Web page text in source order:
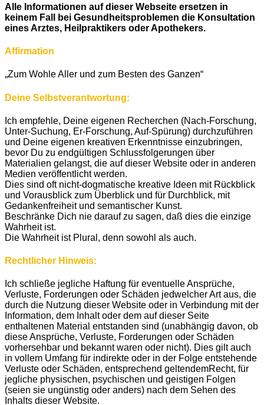
Alle Informationen auf dieser Webseite ersetzen in
keinem Fall bei Gesundheitsproblemen die Konsultation
eines Arztes, Heilpraktikers oder Apothekers.
Affirmation
„Zum Wohle Aller und zum Besten des Ganzen“
Deine Selbstverantwortung:
Ich empfehle, Deine eigenen Recherchen (Nach-Forschung,
Unter-Suchung, Er-Forschung, Auf-Spürung) durchzuführen
und Deine eigenen kreativen Erkenntnisse einzubringen,
bevor Du zu endgültigen Schlussfolgerungen über
Materialien gelangst, die auf dieser Website oder in anderen
Medien veröffentlicht werden.
Dies sind oft nicht-dogmatische kreative Ideen mit Rückblick
und Vorausblick zum Überblick und für Durchblick, mit
Gedankenfreiheit und semantischer Kunst.
Beschränke Dich nie darauf zu sagen, daß dies die einzige
Wahrheit ist.
Die Wahrheit ist Plural, denn sowohl als auch.
Rechtlicher Hinweis:
Ich schließe jegliche Haftung für eventuelle Ansprüche,
Verluste, Forderungen oder Schäden jedwelcher Art aus, die
durch die Nutzung dieser Website oder in Verbindung mit der
Information, dem Inhalt oder dem auf dieser Seite
enthaltenen Material entstanden sind (unabhängig davon, ob
diese Ansprüche, Verluste, Forderungen oder Schäden
vorhersehbar und bekannt waren oder nicht). Dies gilt auch
in vollem Umfang für indirekte oder in der Folge entstehende
Verluste oder Schäden, entsprechend geltendemRecht, für
jegliche physischen, psychischen und geistigen Folgen
(seien sie ungünstig oder anders) nach dem Sehen des
Inhalts dieser Website.